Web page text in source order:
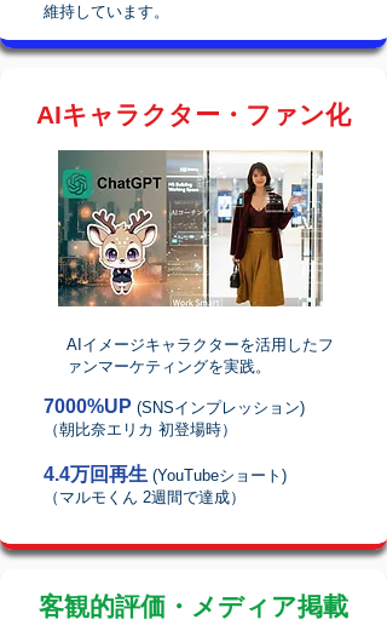
維持しています。
AIキャラクター・ファン化
AIイメージキャラクターを活用したフ
ァンマーケティングを実践。
7000%UP (SNSインプレッション)
（朝比奈エリカ 初登場時）
4.4万回再生 (YouTubeショート)
（マルモくん 2週間で達成）
客観的評価・メディア掲載